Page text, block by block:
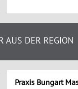
AUS DER REGION
Praxis Bungart